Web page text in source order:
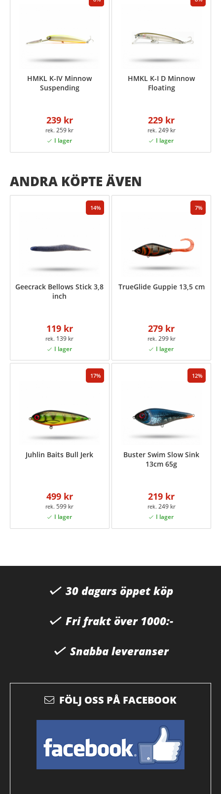
HMKL K-IV Minnow
Suspending
239 kr
259 kr
HMKL K-I D Minnow
Floating
229 kr
249 kr
ANDRA KÖPTE ÄVEN
14
Geecrack Bellows Stick 3,8
inch
119 kr
139 kr
7
TrueGlide Guppie 13,5 cm
279 kr
299 kr
17
Juhlin Baits Bull Jerk
499 kr
599 kr
12
Buster Swim Slow Sink
13cm 65g
219 kr
249 kr
30 dagars öppet köp
Fri frakt över 1000:-
Snabba leveranser
FÖLJ OSS PÅ FACEBOOK